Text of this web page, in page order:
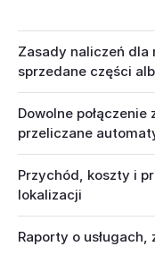
Zasady naliczeń dla
sprzedane części
Dowolne
przeliczane
Przychód, koszty i
lokalizacji
Raporty o